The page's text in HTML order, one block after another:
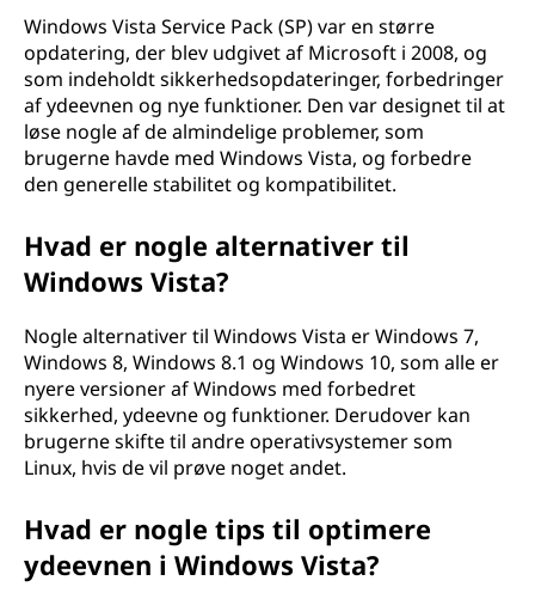
Windows Vista Service Pack (SP) var en større
opdatering, der blev udgivet af Microsoft i 2008, og
som indeholdt sikkerhedsopdateringer, forbedringer
af ydeevnen og nye funktioner. Den var designet til at
løse nogle af de almindelige problemer, som
brugerne havde med Windows Vista, og forbedre
den generelle stabilitet og kompatibilitet.
Hvad er nogle alternativer til
Windows Vista?
Nogle alternativer til Windows Vista er Windows 7,
Windows 8, Windows 8.1 og Windows 10, som alle er
nyere versioner af Windows med forbedret
sikkerhed, ydeevne og funktioner. Derudover kan
brugerne skifte til andre operativsystemer som
Linux, hvis de vil prøve noget andet.
Hvad er nogle tips til optimere
ydeevnen i Windows Vista?